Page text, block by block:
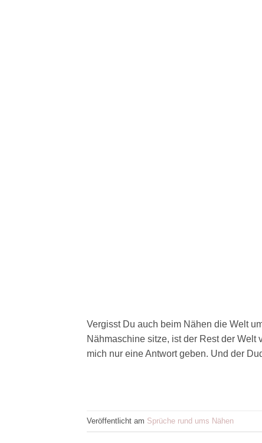
Vergisst Du auch beim Nähen die Welt
Nähmaschine sitze, ist der Rest der Welt
mich nur eine Antwort geben. Und der
Veröffentlicht am Sprüche rund ums Nähen